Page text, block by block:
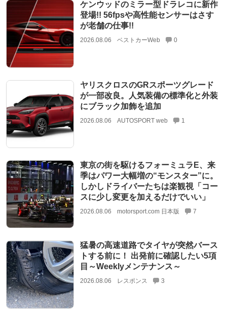
ケンウッドのミラー型ドラレコに新作
登場!! 56fpsや高性能センサーはさす
が老舗の仕事!!
2026.08.06 ベストカーWeb 0
ヤリスクロスのGRスポーツグレード
が一部改良。人気装備の標準化と外装
にブラック加飾を追加
2026.08.06 AUTOSPORT web 1
東京の街を駆けるフォーミュラE、来
季はパワー大幅増の“モンスター”に。
しかしドライバーたちは楽観視「コー
スに少し変更を加えるだけでいい」
2026.08.06 motorsport.com 日本版 7
猛暑の高速道路でタイヤが突然バース
トする前に！ 出発前に確認したい5項
目～Weeklyメンテナンス～
2026.08.06 レスポンス 3